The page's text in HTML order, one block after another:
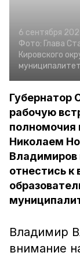
6 сентября
Фото: Глава
Кировского
Губернатор
рабочую
полномочия
Николаем
Владимиров
отнестись к
Владимир
внимание